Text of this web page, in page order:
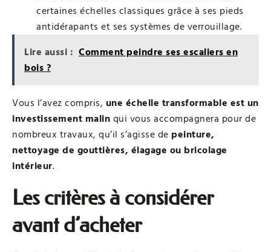
certaines échelles classiques grâce à ses pieds
antidérapants et ses systèmes de verrouillage.
Lire aussi : Comment peindre ses escaliers en
bois ?
Vous l’avez compris, une échelle transformable est un
investissement malin qui vous accompagnera pour de
nombreux travaux, qu’il s’agisse de peinture,
nettoyage de gouttières, élagage ou bricolage
intérieur.
Les critères à considérer
avant d’acheter